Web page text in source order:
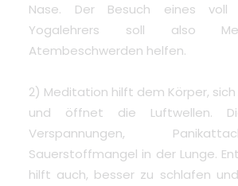
Nase. Der Besuch eines voll
Yogalehrers soll also
Atembeschwerden helfen.
2) Meditation hilft dem Körper,
und öffnet die Luftwellen.
Verspannungen,
Sauerstoffmangel in der Lunge.
hilft auch, besser zu schlafen